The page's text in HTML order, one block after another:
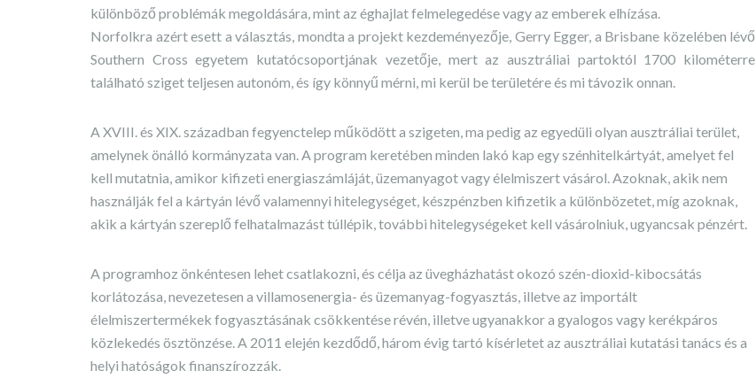
különböző problémák megoldására, mint az éghajlat felmelegedése vagy az emberek elhízása.
Norfolkra azért esett a választás, mondta a projekt kezdeményezője, Gerry Egger, a Brisbane közelében lévő
Southern Cross egyetem kutatócsoportjának vezetője, mert az ausztráliai partoktól 1700 kilométerre
található sziget teljesen autonóm, és így könnyű mérni, mi kerül be területére és mi távozik onnan.
A XVIII. és XIX. században fegyenctelep működött a szigeten, ma pedig az egyedüli olyan ausztráliai terület,
amelynek önálló kormányzata van. A program keretében minden lakó kap egy szénhitelkártyát, amelyet fel
kell mutatnia, amikor kifizeti energiaszámláját, üzemanyagot vagy élelmiszert vásárol. Azoknak, akik nem
használják fel a kártyán lévő valamennyi hitelegységet, készpénzben kifizetik a különbözetet, míg azoknak,
akik a kártyán szereplő felhatalmazást túllépik, további hitelegységeket kell vásárolniuk, ugyancsak pénzért.
A programhoz önkéntesen lehet csatlakozni, és célja az üvegházhatást okozó szén-dioxid-kibocsátás
korlátozása, nevezetesen a villamosenergia- és üzemanyag-fogyasztás, illetve az importált
élelmiszertermékek fogyasztásának csökkentése révén, illetve ugyanakkor a gyalogos vagy kerékpáros
közlekedés ösztönzése. A 2011 elején kezdődő, három évig tartó kísérletet az ausztráliai kutatási tanács és a
helyi hatóságok finanszírozzák.